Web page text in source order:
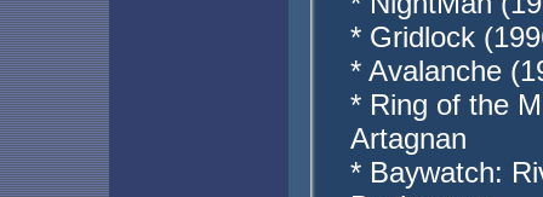
* Gridlock
* Avalanche
* Ring of the
Artagnan
* Baywatch: